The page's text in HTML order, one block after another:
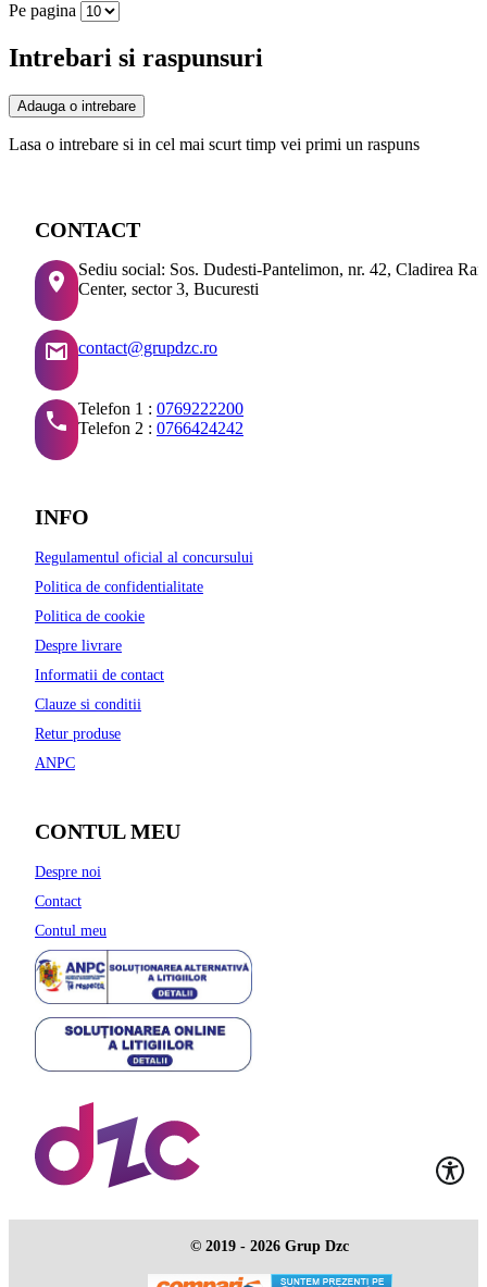
Pe pagina
Intrebari si raspunsuri
Adauga o intrebare
Lasa o intrebare si in cel mai scurt timp vei primi un raspuns
CONTACT
Sediu social: Sos. Dudesti-Pantelimon, nr. 42, Cladirea
Center, sector 3, Bucuresti
contact@grupdzc.ro
Telefon 1 : 0769222200
Telefon 2 : 0766424242
INFO
Regulamentul oficial al concursului
Politica de confidentialitate
Politica de cookie
Despre livrare
Informatii de contact
Clauze si conditii
Retur produse
ANPC
CONTUL MEU
Despre noi
Contact
Contul meu
© 2019 - 2026 Grup Dzc